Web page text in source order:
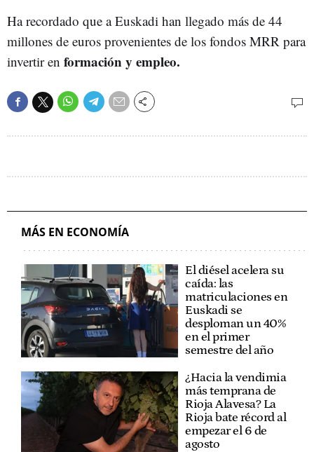
Ha recordado que a Euskadi han llegado más de 44
millones de euros provenientes de los fondos MRR para
invertir en formación y empleo.
MÁS EN ECONOMÍA
El diésel acelera su
caída: las
matriculaciones en
Euskadi se
desploman un 40%
en el primer
semestre del año
¿Hacia la vendimia
más temprana de
Rioja Alavesa? La
Rioja bate récord al
empezar el 6 de
agosto